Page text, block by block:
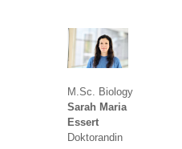
M.Sc. Biology
Sarah Maria
Essert
Doktorandin